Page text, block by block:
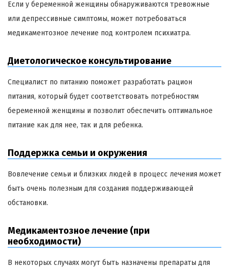
Если у беременной женщины обнаруживаются тревожные
или депрессивные симптомы, может потребоваться
медикаментозное лечение под контролем психиатра.
Диетологическое консультирование
Специалист по питанию поможет разработать рацион
питания, который будет соответствовать потребностям
беременной женщины и позволит обеспечить оптимальное
питание как для нее, так и для ребенка.
Поддержка семьи и окружения
Вовлечение семьи и близких людей в процесс лечения может
быть очень полезным для создания поддерживающей
обстановки.
Медикаментозное лечение (при
необходимости)
В некоторых случаях могут быть назначены препараты для